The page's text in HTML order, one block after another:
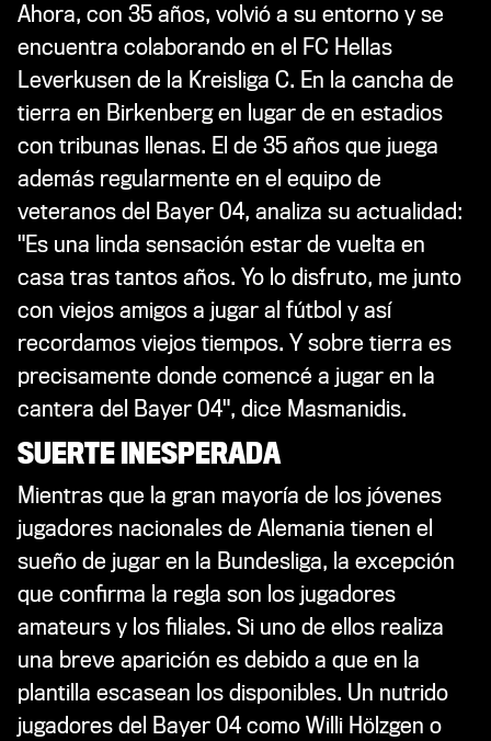
Ahora, con 35 años, volvió a su entorno y se
encuentra colaborando en el FC Hellas
Leverkusen de la Kreisliga C. En la cancha de
tierra en Birkenberg en lugar de en estadios
con tribunas llenas. El de 35 años que juega
además regularmente en el equipo de
veteranos del Bayer 04, analiza su actualidad:
"Es una linda sensación estar de vuelta en
casa tras tantos años. Yo lo disfruto, me junto
con viejos amigos a jugar al fútbol y así
recordamos viejos tiempos. Y sobre tierra es
precisamente donde comencé a jugar en la
cantera del Bayer 04", dice Masmanidis.
SUERTE INESPERADA
Mientras que la gran mayoría de los jóvenes
jugadores nacionales de Alemania tienen el
sueño de jugar en la Bundesliga, la excepción
que confirma la regla son los jugadores
amateurs y los filiales. Si uno de ellos realiza
una breve aparición es debido a que en la
plantilla escasean los disponibles. Un nutrido
jugadores del Bayer 04 como Willi Hölzgen o